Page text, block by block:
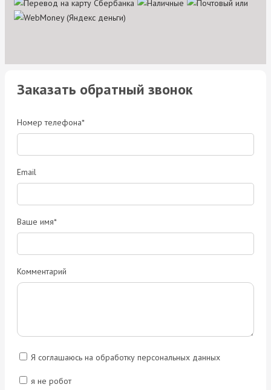
Заказать обратный звонок
Номер телефона*
Email
Ваше имя*
Комментарий
Я соглашаюсь на обработку персональных данных
я не робот